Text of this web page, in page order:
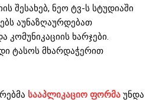
შესახებ, ნეო ტვ-ს სტუდიაში
აუნაზღაურდებათ
კომუნიკაციის ხარჯები.
ტასოს მხარდაჭერით
სააპლიკაციო ფორმა უნდა